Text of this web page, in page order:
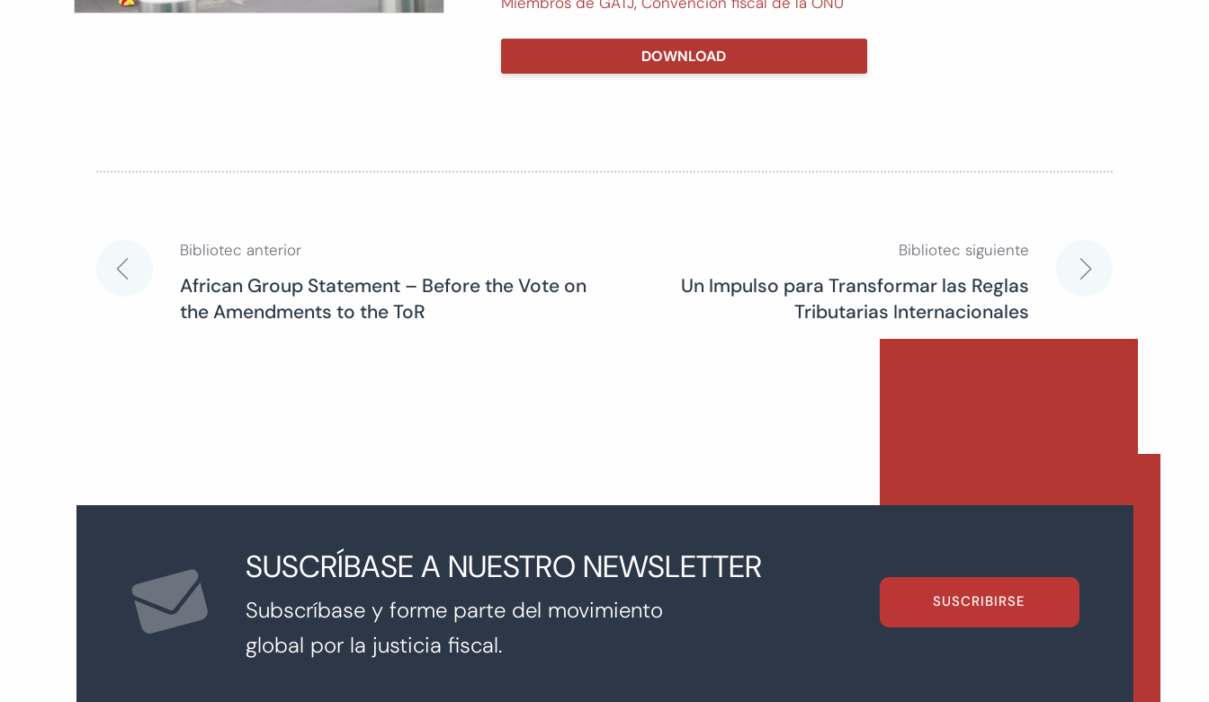
DOWNLOAD
Navegación
Bibliotec anterior
African Group Statement – Before the Vote on
the Amendments to the ToR
Bibliotec siguiente
Un Impulso para Transformar las Reglas
Tributarias Internacionales
SUSCRÍBASE A NUESTRO NEWSLETTER
Subscríbase y forme parte del movimiento
global por la justicia fiscal.
SUSCRIBIRSE